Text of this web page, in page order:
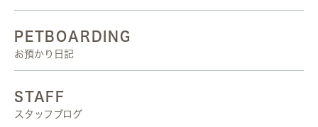
PETBOARDING
お預かり日記
STAFF
スタッフブログ